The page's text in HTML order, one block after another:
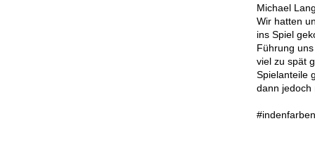
Michael
Wir hatten
ins Spiel
Führung
viel zu spät
Spielanteile
dann jedoch